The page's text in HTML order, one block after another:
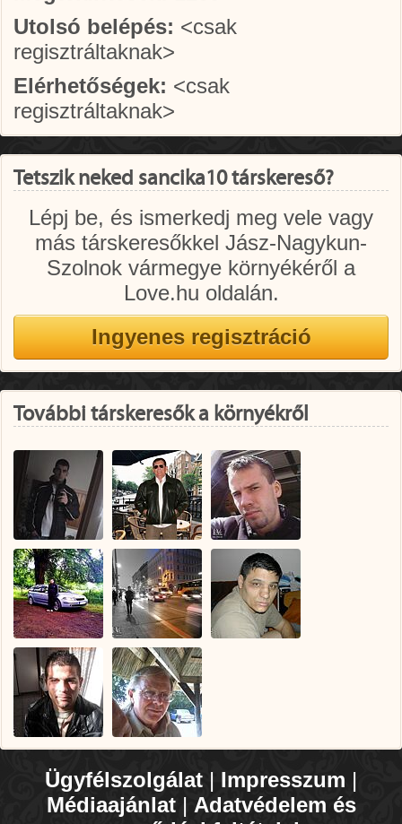
Utolsó belépés: <csak
regisztráltaknak>
Elérhetőségek: <csak
regisztráltaknak>
Tetszik neked sancika10 társkereső?
Lépj be, és ismerkedj meg vele vagy
más társkeresőkkel Jász-Nagykun-
Szolnok vármegye környékéről a
Love.hu oldalán.
További társkeresők a környékről
Ügyfélszolgálat | Impresszum |
Médiaajánlat| Adatvédelem és